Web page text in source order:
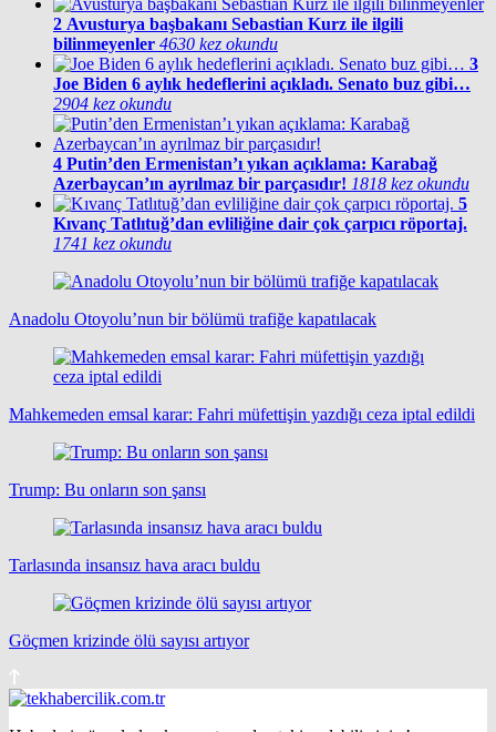
2 Avusturya başbakanı Sebastian Kurz ile ilgili
bilinmeyenler 4630 kez okundu
3
Joe Biden 6 aylık hedeflerini açıkladı. Senato buz gibi…
2904 kez okundu
4 Putin’den Ermenistan’ı yıkan açıklama: Karabağ
Azerbaycan’ın ayrılmaz bir parçasıdır! 1818 kez okundu
5
Kıvanç Tatlıtuğ’dan evliliğine dair çok çarpıcı röportaj.
1741 kez okundu
Anadolu Otoyolu’nun bir bölümü trafiğe kapatılacak
Mahkemeden emsal karar: Fahri müfettişin yazdığı ceza iptal edildi
Trump: Bu onların son şansı
Tarlasında insansız hava aracı buldu
Göçmen krizinde ölü sayısı artıyor